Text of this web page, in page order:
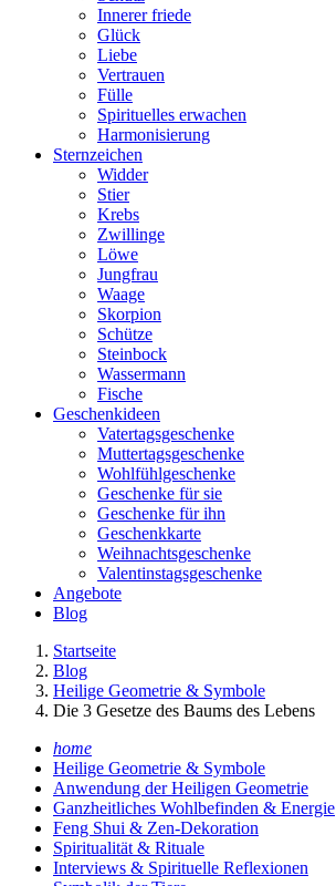
Innerer friede
Glück
Liebe
Vertrauen
Fülle
Spirituelles erwachen
Harmonisierung
Sternzeichen
Widder
Stier
Krebs
Zwillinge
Löwe
Jungfrau
Waage
Skorpion
Schütze
Steinbock
Wassermann
Fische
Geschenkideen
Vatertagsgeschenke
Muttertagsgeschenke
Wohlfühlgeschenke
Geschenke für sie
Geschenke für ihn
Geschenkkarte
Weihnachtsgeschenke
Valentinstagsgeschenke
Angebote
Blog
Startseite
Blog
Heilige Geometrie & Symbole
Die 3 Gesetze des Baums des Lebens
home
Heilige Geometrie & Symbole
Anwendung der Heiligen Geometrie
Ganzheitliches Wohlbefinden & Energie
Feng Shui & Zen-Dekoration
Spiritualität & Rituale
Interviews & Spirituelle Reflexionen